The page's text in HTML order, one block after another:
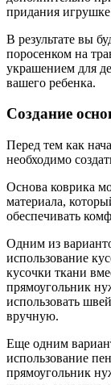
придания
В результате вы
поросенком на
украшением для
вашего ребенка.
Создание
Перед тем как
необходимо
Основа коврика
материала,
обеспечивать
Одним из
использование
кусочки ткани
прямоугольник
использовать
вручную.
Еще одним
использование
прямоугольник